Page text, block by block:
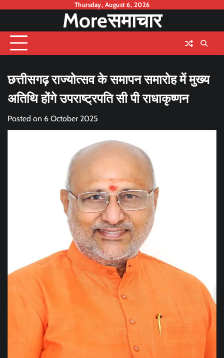
content
Thursday, August 6, 2026
Moreसमाचार
छत्तीसगढ़ राज्योत्सव के समापन समारोह में मुख्य
अतिथि होंगे उपराष्ट्रपति सी पी राधाकृष्णन
Posted on 6 October 2025